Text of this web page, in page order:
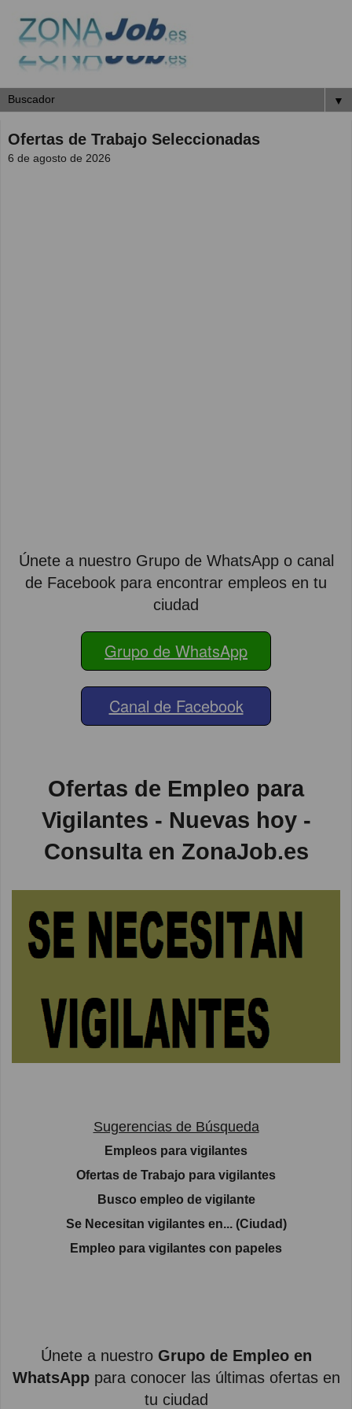
▼
Ofertas de Trabajo Seleccionadas
6 de agosto de 2026
Únete a nuestro Grupo de WhatsApp o canal
de Facebook para encontrar empleos en tu
ciudad
Grupo de WhatsApp
Canal de Facebook
Ofertas de Empleo para
Vigilantes - Nuevas hoy -
Consulta en ZonaJob.es
Sugerencias de Búsqueda
Empleos para vigilantes
Ofertas de Trabajo para vigilantes
Busco empleo de vigilante
Se Necesitan vigilantes en... (Ciudad)
Empleo para vigilantes con papeles
Únete a nuestro Grupo de Empleo en
WhatsApppara conocer las últimas ofertas en
tu ciudad